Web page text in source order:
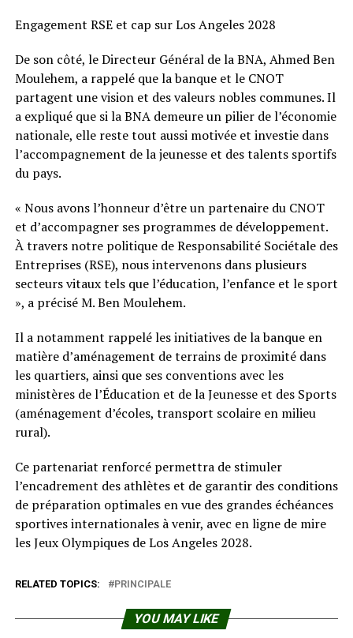
Engagement RSE et cap sur Los Angeles 2028
De son côté, le Directeur Général de la BNA, Ahmed Ben
Moulehem, a rappelé que la banque et le CNOT
partagent une vision et des valeurs nobles communes. Il
a expliqué que si la BNA demeure un pilier de l’économie
nationale, elle reste tout aussi motivée et investie dans
l’accompagnement de la jeunesse et des talents sportifs
du pays.
« Nous avons l’honneur d’être un partenaire du CNOT
et d’accompagner ses programmes de développement.
À travers notre politique de Responsabilité Sociétale des
Entreprises (RSE), nous intervenons dans plusieurs
secteurs vitaux tels que l’éducation, l’enfance et le sport
», a précisé M. Ben Moulehem.
Il a notamment rappelé les initiatives de la banque en
matière d’aménagement de terrains de proximité dans
les quartiers, ainsi que ses conventions avec les
ministères de l’Éducation et de la Jeunesse et des Sports
(aménagement d’écoles, transport scolaire en milieu
rural).
Ce partenariat renforcé permettra de stimuler
l’encadrement des athlètes et de garantir des conditions
de préparation optimales en vue des grandes échéances
sportives internationales à venir, avec en ligne de mire
les Jeux Olympiques de Los Angeles 2028.
RELATED TOPICS: PRINCIPALE
YOU MAY LIKE